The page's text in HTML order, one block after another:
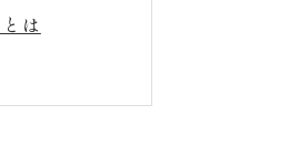
は
説
報